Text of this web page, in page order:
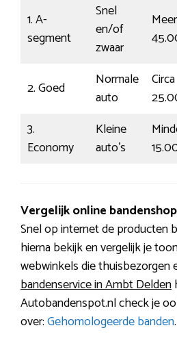
1. A-
segment
Snel
en/of
zwaar
2. Goed
Normale
auto
Circa
3.
Economy
Kleine
auto’s
Vergelijk online
Snel op internet de producten
hierna bekijk en vergelijk je
webwinkels die thuisbezorgen
bandenservice in Ambt Delden
Autobandenspot.nl check je
over:Gehomologeerde banden.